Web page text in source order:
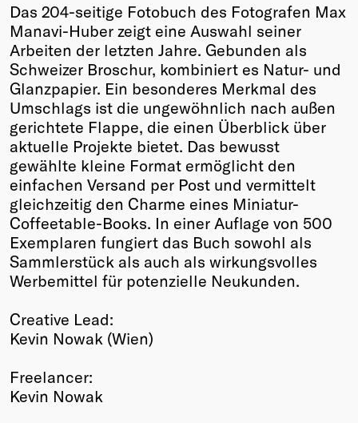
Das 204-seitige Fotobuch des Fotografen Max
Manavi-Huber zeigt eine Auswahl seiner
Arbeiten der letzten Jahre. Gebunden als
Schweizer Broschur, kombiniert es Natur- und
Glanzpapier. Ein besonderes Merkmal des
Umschlags ist die ungewöhnlich nach außen
gerichtete Flappe, die einen Überblick über
aktuelle Projekte bietet. Das bewusst
gewählte kleine Format ermöglicht den
einfachen Versand per Post und vermittelt
gleichzeitig den Charme eines Miniatur-
Coffeetable-Books. In einer Auflage von 500
Exemplaren fungiert das Buch sowohl als
Sammlerstück als auch als wirkungsvolles
Werbemittel für potenzielle Neukunden.
Creative Lead:
Kevin Nowak (Wien)
Freelancer:
Kevin Nowak